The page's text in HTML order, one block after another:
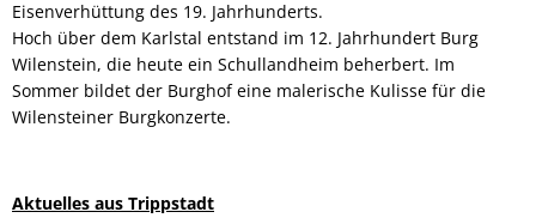
Eisenverhüttung des 19. Jahrhunderts.
Hoch über dem Karlstal entstand im 12. Jahrhundert Burg
Wilenstein, die heute ein Schullandheim beherbert. Im
Sommer bildet der Burghof eine malerische Kulisse für die
Wilensteiner Burgkonzerte.
Aktuelles aus Trippstadt